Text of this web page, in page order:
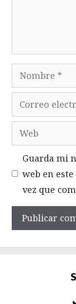
Nombre
Correo
electrónico
Web
Guarda mi
web en
vez que